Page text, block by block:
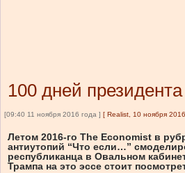
100 дней
[09:40 11 ноября 2016 года ] [ Realist, 10 ноября 2016
Летом 2016-го The Economist в
антиутопий “Что если…”
республиканца в Овальном
Трампа на это эссе стоит